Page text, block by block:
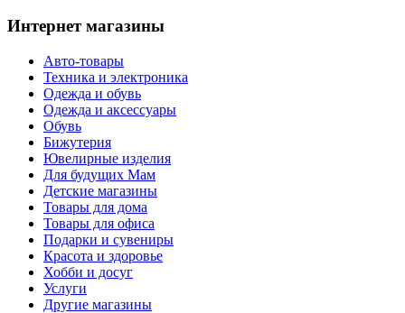
Интернет магазины
Авто-товары
Техника и электроника
Одежда и обувь
Одежда и аксессуары
Обувь
Бижутерия
Ювелирные изделия
Для будущих Мам
Детские магазины
Товары для дома
Товары для офиса
Подарки и сувениры
Красота и здоровье
Хобби и досуг
Услуги
Другие магазины